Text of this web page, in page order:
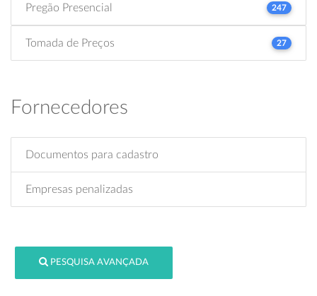
Pregão Presencial 247
Tomada de Preços 27
Fornecedores
Documentos para cadastro
Empresas penalizadas
PESQUISA AVANÇADA